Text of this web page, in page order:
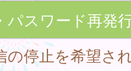
パスワード再発
の停止を希望さ